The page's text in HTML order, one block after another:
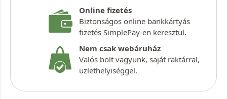
Online fizetés
Biztonságos online bankkártyás
fizetés SimplePay-en keresztül.
Nem csak webáruház
Valós bolt vagyunk, saját raktárral,
üzlethelyiséggel.